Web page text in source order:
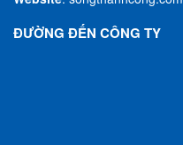
ĐƯỜNG ĐẾN CÔNG TY